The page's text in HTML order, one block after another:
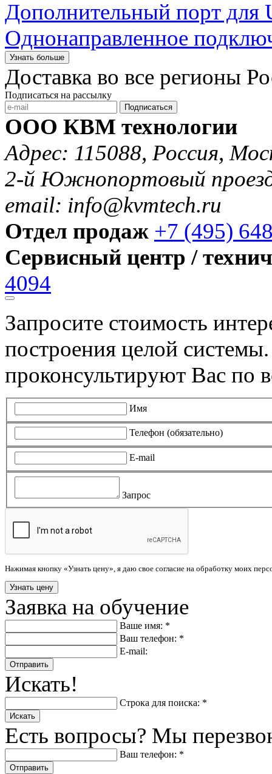
Дополнительный порт для
Однонаправленное
Узнать больше
Доставка во все регионы
Подписаться на рассылку
Подписаться
ООО КВМ технологии
Адрес: 115088, Россия,
2-й Южнопортовый
email: info@kvmtech.ru
Отдел продаж +7 (495)
Сервисный центр /
4094
Запросите стоимость
построения целой
проконсультируют Вас по
Имя
Телефон (обязательно)
E-mail
Запрос
Нажимая кнопку «Узнать цену», я даю свое согласие на обработку моих
Заявка на обучение
Ваше имя: *
Ваш телефон: *
E-mail:
Отправить
Искать!
Строка для поиска: *
Искать
Есть вопросы? Мы
Ваш телефон: *
Отправить